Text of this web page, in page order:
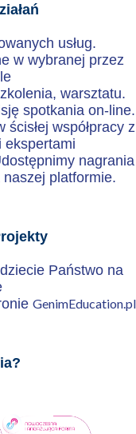
usług.
w wybranej przez
warsztatu.
spotkania on-line.
współpracy z
ekspertami
nagrania
platformie.
Państwo na
GenimEducation.pl